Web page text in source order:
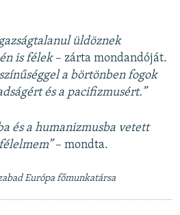
üldöznek
is félek– zárta mondandóját.
a börtönben fogok
és a pacifizmusért.”
és a humanizmusba vetett
– mondta.
Európa főmunkatársa